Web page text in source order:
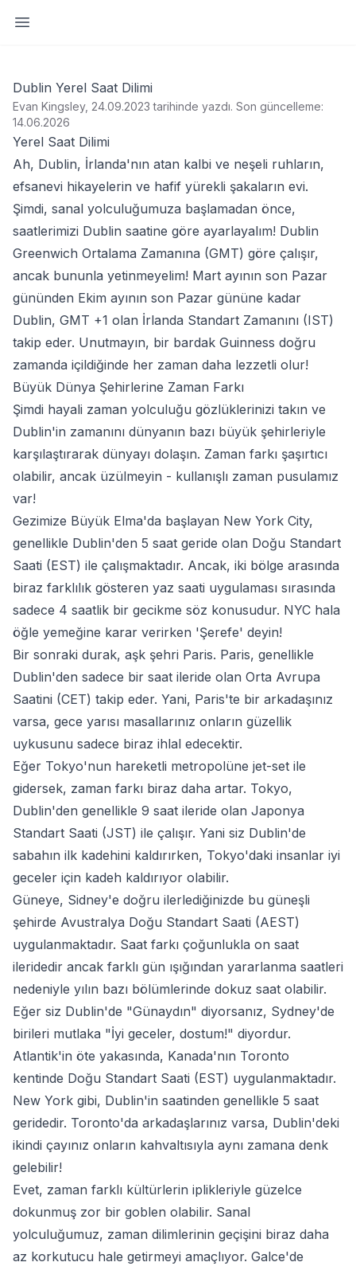
Yan paneli aç
Dublin Yerel Saat Dilimi
Evan Kingsley, 24.09.2023 tarihinde yazdı. Son güncelleme:
14.06.2026
Yerel Saat Dilimi
Ah, Dublin, İrlanda'nın atan kalbi ve neşeli ruhların,
efsanevi hikayelerin ve hafif yürekli şakaların evi.
Şimdi, sanal yolculuğumuza başlamadan önce,
saatlerimizi Dublin saatine göre ayarlayalım! Dublin
Greenwich Ortalama Zamanına (GMT) göre çalışır,
ancak bununla yetinmeyelim! Mart ayının son Pazar
gününden Ekim ayının son Pazar gününe kadar
Dublin, GMT +1 olan İrlanda Standart Zamanını (IST)
takip eder. Unutmayın, bir bardak Guinness doğru
zamanda içildiğinde her zaman daha lezzetli olur!
Büyük Dünya Şehirlerine Zaman Farkı
Şimdi hayali zaman yolculuğu gözlüklerinizi takın ve
Dublin'in zamanını dünyanın bazı büyük şehirleriyle
karşılaştırarak dünyayı dolaşın. Zaman farkı şaşırtıcı
olabilir, ancak üzülmeyin - kullanışlı zaman pusulamız
var!
Gezimize Büyük Elma'da başlayan New York City,
genellikle Dublin'den 5 saat geride olan Doğu Standart
Saati (EST) ile çalışmaktadır. Ancak, iki bölge arasında
biraz farklılık gösteren yaz saati uygulaması sırasında
sadece 4 saatlik bir gecikme söz konusudur. NYC hala
öğle yemeğine karar verirken 'Şerefe' deyin!
Bir sonraki durak, aşk şehri Paris. Paris, genellikle
Dublin'den sadece bir saat ileride olan Orta Avrupa
Saatini (CET) takip eder. Yani, Paris'te bir arkadaşınız
varsa, gece yarısı masallarınız onların güzellik
uykusunu sadece biraz ihlal edecektir.
Eğer Tokyo'nun hareketli metropolüne jet-set ile
gidersek, zaman farkı biraz daha artar. Tokyo,
Dublin'den genellikle 9 saat ileride olan Japonya
Standart Saati (JST) ile çalışır. Yani siz Dublin'de
sabahın ilk kadehini kaldırırken, Tokyo'daki insanlar iyi
geceler için kadeh kaldırıyor olabilir.
Güneye, Sidney'e doğru ilerlediğinizde bu güneşli
şehirde Avustralya Doğu Standart Saati (AEST)
uygulanmaktadır. Saat farkı çoğunlukla on saat
ileridedir ancak farklı gün ışığından yararlanma saatleri
nedeniyle yılın bazı bölümlerinde dokuz saat olabilir.
Eğer siz Dublin'de "Günaydın" diyorsanız, Sydney'de
birileri mutlaka "İyi geceler, dostum!" diyordur.
Atlantik'in öte yakasında, Kanada'nın Toronto
kentinde Doğu Standart Saati (EST) uygulanmaktadır.
New York gibi, Dublin'in saatinden genellikle 5 saat
geridedir. Toronto'da arkadaşlarınız varsa, Dublin'deki
ikindi çayınız onların kahvaltısıyla aynı zamana denk
gelebilir!
Evet, zaman farklı kültürlerin iplikleriyle güzelce
dokunmuş zor bir goblen olabilir. Sanal
yolculuğumuz, zaman dilimlerinin geçişini biraz daha
az korkutucu hale getirmeyi amaçlıyor. Galce'de